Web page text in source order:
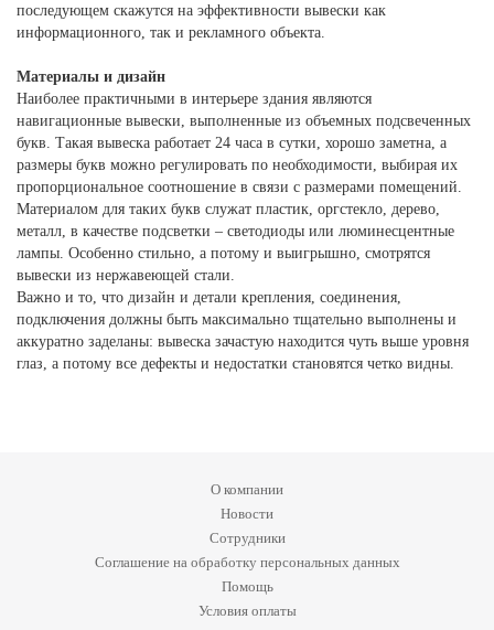
последующем скажутся на эффективности вывески как
информационного, так и рекламного объекта.
Материалы и дизайн
Наиболее практичными в интерьере здания являются
навигационные вывески, выполненные из объемных подсвеченных
букв. Такая вывеска работает 24 часа в сутки, хорошо заметна, а
размеры букв можно регулировать по необходимости, выбирая их
пропорциональное соотношение в связи с размерами помещений.
Материалом для таких букв служат пластик, оргстекло, дерево,
металл, в качестве подсветки – светодиоды или люминесцентные
лампы. Особенно стильно, а потому и выигрышно, смотрятся
вывески из нержавеющей стали.
Важно и то, что дизайн и детали крепления, соединения,
подключения должны быть максимально тщательно выполнены и
аккуратно заделаны: вывеска зачастую находится чуть выше уровня
глаз, а потому все дефекты и недостатки становятся четко видны.
О компании
Новости
Сотрудники
Соглашение на обработку персональных данных
Помощь
Условия оплаты